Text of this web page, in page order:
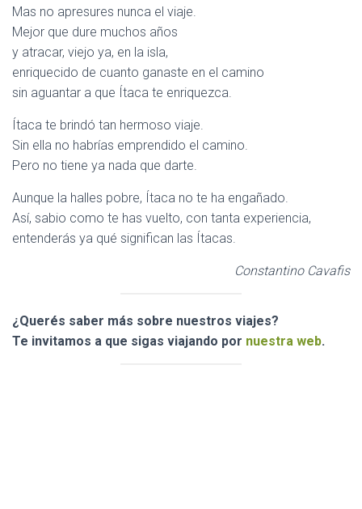
Mas no apresures nunca el viaje.
Mejor que dure muchos años
y atracar, viejo ya, en la isla,
enriquecido de cuanto ganaste en el camino
sin aguantar a que Ítaca te enriquezca.
Ítaca te brindó tan hermoso viaje.
Sin ella no habrías emprendido el camino.
Pero no tiene ya nada que darte.
Aunque la halles pobre, Ítaca no te ha engañado.
Así, sabio como te has vuelto, con tanta experiencia,
entenderás ya qué significan las Ítacas.
Constantino Cavafis
¿Querés saber más sobre nuestros viajes?
Te invitamos a que sigas viajando por nuestra web.